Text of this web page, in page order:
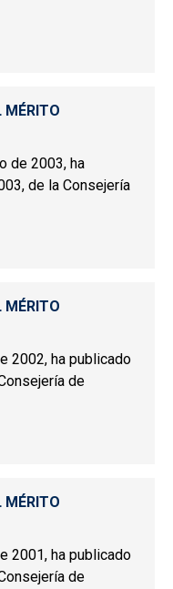
AL MÉRITO
MÉRITO
de 2003, ha
de la Consejería
AL MÉRITO
MÉRITO
2002, ha publicado
de
AL MÉRITO
MÉRITO
2001, ha publicado
de